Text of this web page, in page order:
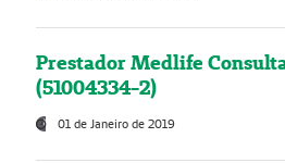
Prestador Medlife
(51004334-2)
01 de Janeiro de 2019